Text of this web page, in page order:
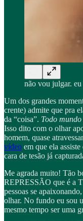
não vou julgar.
Um dos grandes
crente) admite que pra
da “coisa”. Todo
Isso dito com o olhar
homem, quase
vídeo em que ela
cara de tesão já
Me agrada muito! Tão
REPRESSÃO que é a
pessoas se
olhar. No fundo eu sou
mesmo tempo ser uma